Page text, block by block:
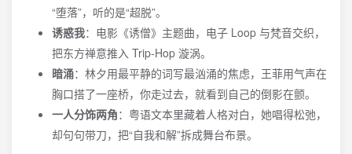
“堕落”，听的是“超脱”。
诱惑我：电影《诱僧》主题曲，电子 Loop 与梵音交织，
把东方禅意推入 Trip-Hop 漩涡。
暗涌：林夕用最平静的词写最汹涌的焦虑，王菲用气声在
胸口搭了一座桥，你走过去，就看到自己的倒影在颤。
一人分饰两角：粤语文本里藏着人格对白，她唱得松弛，
却句句带刀，把“自我和解”拆成舞台布景。